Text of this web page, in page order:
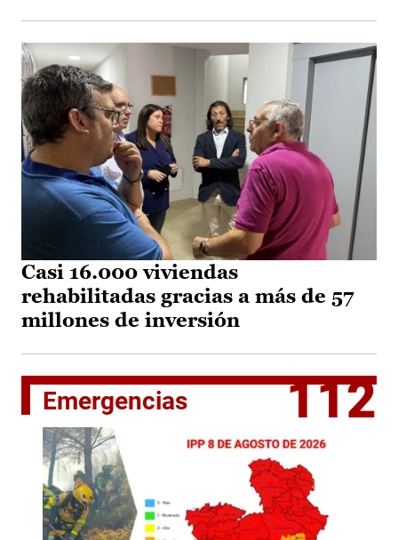
Casi 16.000 viviendas
rehabilitadas gracias a más de 57
millones de inversión
Emergencias 112